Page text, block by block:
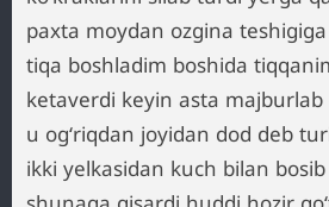
paxta moydan ozgina
tiqa boshladim boshida
ketaverdi keyin asta
u ogʻriqdan joyidan dod deb
ikki yelkasidan kuch bilan